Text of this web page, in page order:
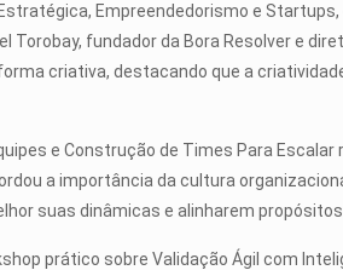
Empreendedorismo e
Torobay, fundador da Bora Resolver e
criativa, destacando que a
e Construção de Times Para Escalar
a importância da cultura
suas dinâmicas e alinharem
prático sobre Validação Ágil com